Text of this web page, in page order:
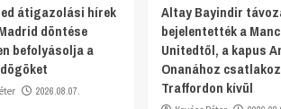
átigazolási hírek
döntése
befolyásolja a
2026.08.07.
Altay Bayindir
bejelentették a
Unitedtől, a kapus
Onanához
Traffordon kívül